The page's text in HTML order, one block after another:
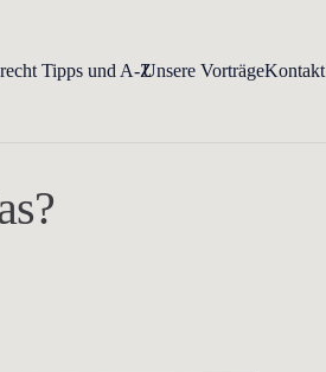
Tipps und A-ZUnsere VorträgeKontakt